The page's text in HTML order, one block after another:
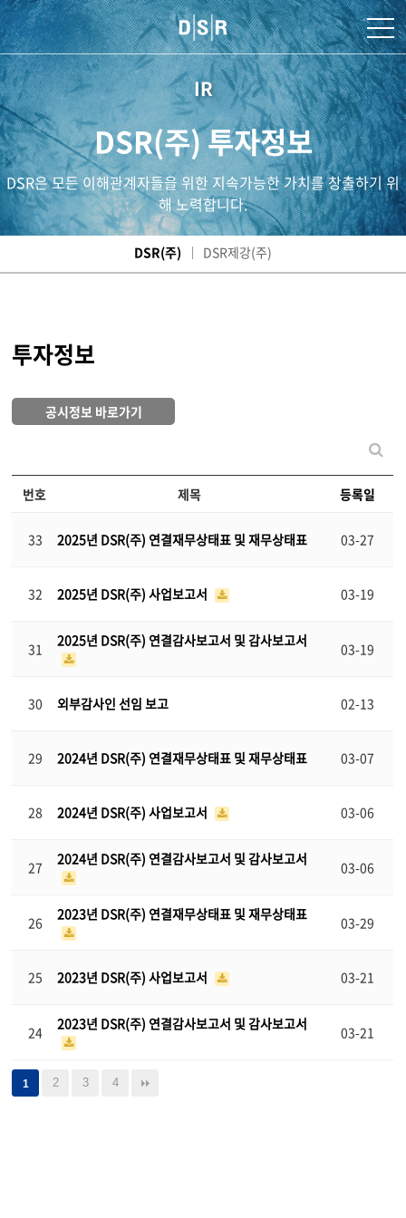
IR
DSR(주) 투자정보
DSR은 모든 이해관계자들을 위한 지속가능한 가치를 창출하기 위
해 노력합니다.
DSR(주) DSR제강(주)
투자정보
공시정보 바로가기
번호 제목 등록일
33 2025년 DSR(주) 연결재무상태표 및 재무상태표 03-27
32 2025년 DSR(주) 사업보고서 03-19
31 2025년 DSR(주) 연결감사보고서 및 감사보고서 03-19
30 외부감사인 선임 보고 02-13
29 2024년 DSR(주) 연결재무상태표 및 재무상태표 03-07
28 2024년 DSR(주) 사업보고서 03-06
27 2024년 DSR(주) 연결감사보고서 및 감사보고서 03-06
26 2023년 DSR(주) 연결재무상태표 및 재무상태표 03-29
25 2023년 DSR(주) 사업보고서 03-21
24 2023년 DSR(주) 연결감사보고서 및 감사보고서 03-21
1 2 3 4